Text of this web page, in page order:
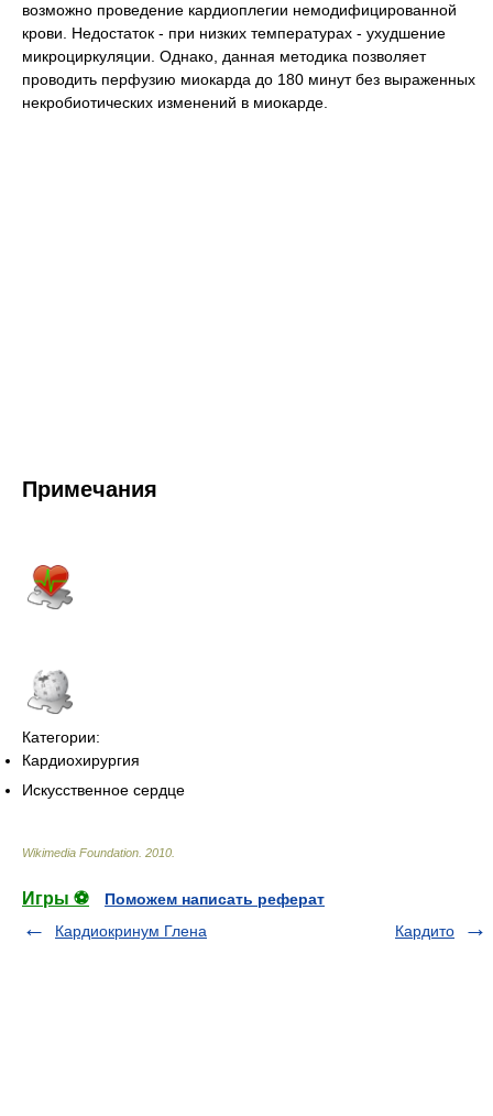
возможно проведение кардиоплегии немодифицированной
крови. Недостаток - при низких температурах - ухудшение
микроциркуляции. Однако, данная методика позволяет
проводить перфузию миокарда до 180 минут без выраженных
некробиотических изменений в миокарде.
Примечания
Категории:
Кардиохирургия
Искусственное сердце
Wikimedia Foundation 2010
Игры ⚽
Поможем написать реферат
Кардиокринум Глена
Кардито